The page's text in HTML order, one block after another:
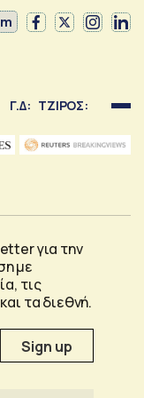
Γ.Δ: ΤΖΙΡΟΣ:
για την
με
τις
τα διεθνή.